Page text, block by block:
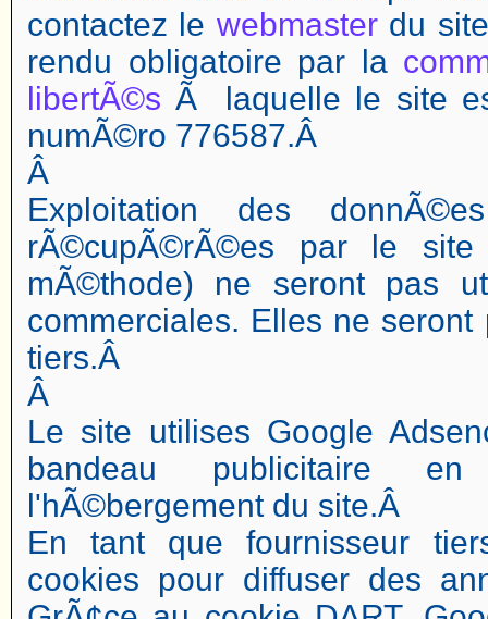
contactez le webmasterdu
rendu obligatoire par la
libertÃ©s Ã laquelle le site
numÃ©ro 776587.Â
Â
Exploitation des
rÃ©cupÃ©rÃ©es par le
mÃ©thode) ne seront pas
commerciales. Elles ne
tiers.Â
Â
Le site utilises Google
bandeau publicitaire
l'hÃ©bergement du site.Â
En tant que fournisseur
cookies pour diffuser des